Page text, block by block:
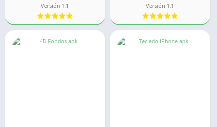
Versión 1.1 Versión 1.1